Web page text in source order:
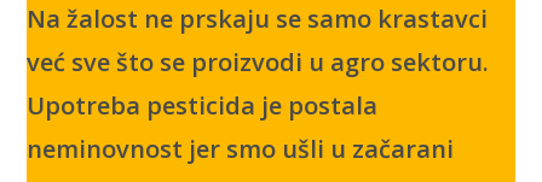
Na žalost ne prskaju se samo krastavci
već sve što se proizvodi u agro sektoru.
Upotreba pesticida je postala
neminovnost jer smo ušli u začarani